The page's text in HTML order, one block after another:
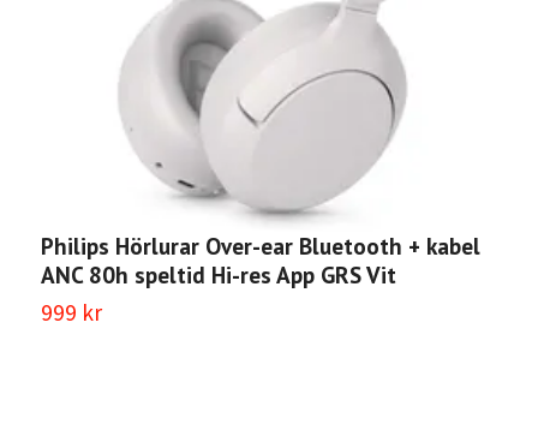
Philips Hörlurar Over-ear Bluetooth + kabel
ANC 80h speltid Hi-res App GRS Vit
999 kr